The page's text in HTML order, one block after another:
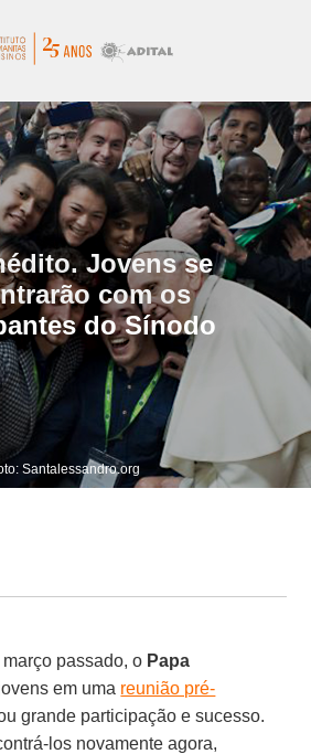
Jovens se
com os
do Sínodo
Santalessandro.org
passado, o Papa
em uma reunião pré-
grande participação e sucesso.
los novamente agora,